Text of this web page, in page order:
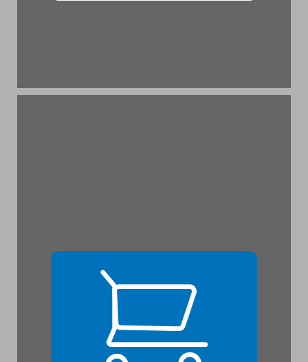
פרק ראשון: אופקים חדשים - עיון ביצירתו ההלכתית של הרב עבדאללה סומך ... 19